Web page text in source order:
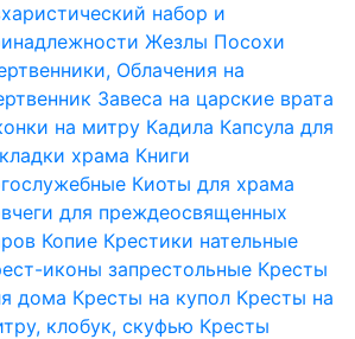
набор и
Жезлы Посохи
Облачения на
Завеса на царские врата
на митру Кадила Капсула для
храма Книги
Киоты для храма
для преждеосвященных
Копие Крестики нательные
иконы запрестольные Кресты
дома Кресты на купол Кресты на
клобук, скуфью Кресты